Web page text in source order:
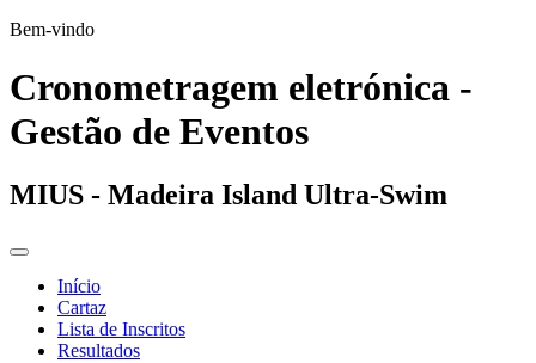
Bem-vindo
Cronometragem eletrónica -
Gestão de Eventos
MIUS - Madeira Island Ultra-Swim
Início
Cartaz
Lista de Inscritos
Resultados